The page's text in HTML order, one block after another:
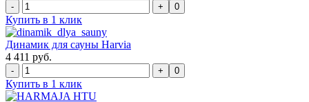
0
Купить в 1 клик
Динамик для сауны Harvia
4 411 руб.
0
Купить в 1 клик